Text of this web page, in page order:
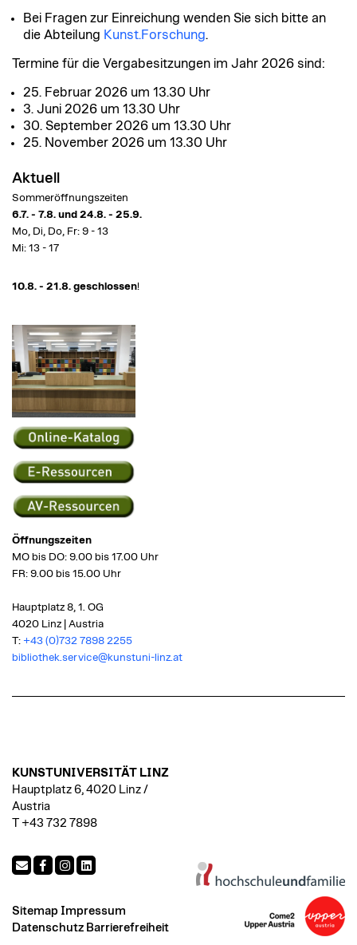
Bei Fragen zur Einreichung wenden Sie sich bitte an
die Abteilung Kunst.Forschung.
Termine für die Vergabesitzungen im Jahr 2026 sind:
25. Februar 2026 um 13.30 Uhr
3. Juni 2026 um 13.30 Uhr
30. September 2026 um 13.30 Uhr
25. November 2026 um 13.30 Uhr
Aktuell
Sommeröffnungszeiten
6.7. - 7.8. und 24.8. - 25.9.
Mo, Di, Do, Fr: 9 - 13
Mi: 13 - 17
10.8. - 21.8. geschlossen!
Öffnungszeiten
MO bis DO: 9.00 bis 17.00 Uhr
FR: 9.00 bis 15.00 Uhr
Hauptplatz 8, 1. OG
4020 Linz | Austria
T: +43 (0)732 7898 2255
bibliothek.service@kunstuni-linz.at
KUNSTUNIVERSITÄT LINZ
Hauptplatz 6, 4020 Linz /
Austria
T +43 732 7898
Sitemap Impressum
Datenschutz Barrierefreiheit